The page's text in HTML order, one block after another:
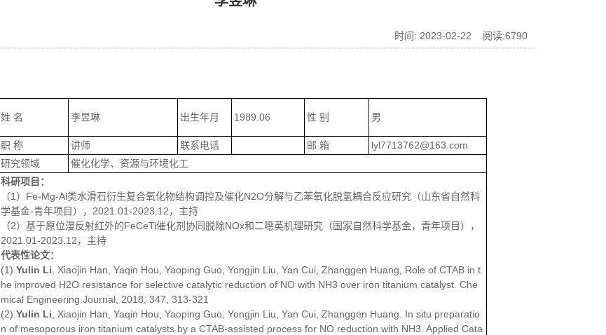
时间: 2023-02-22 阅读:6790
姓 名 李昱琳 出生年月 1989.06 性 别 男
职 称 讲师 联系电话 邮 箱
lyl7713762@163.com
研究领域
催化化学、资源与环境化工
科研项目：
（1）Fe-Mg-Al类水滑石衍生复合氧化物结构调控及催化N2O分解与乙苯氧化脱氢耦合反应研究（山东省自然科
学基金-青年项目），2021.01-2023.12，主持
（2）基于原位漫反射红外的FeCeTi催化剂协同脱除NOx和二噁英机理研究（国家自然科学基金，青年项目），
2021.01-2023.12，主持
代表性论文：
(1). Yulin Li , Xiaojin Han, Yaqin Hou, Yaoping Guo, Yongjin Liu, Yan Cui, Zhanggen Huang, Role of CTAB in t
he improved H2O resistance for selective catalytic reduction of NO with NH3 over iron titanium catalyst. Che
mical Engineering Journal, 2018, 347, 313-321
(2). Yulin Li , Xiaojin Han, Yaqin Hou, Yaoping Guo, Yongjin Liu, Yan Cui, Zhanggen Huang. In situ preparatio
n of mesoporous iron titanium catalysts by a CTAB-assisted process for NO reduction with NH3. Applied Cata